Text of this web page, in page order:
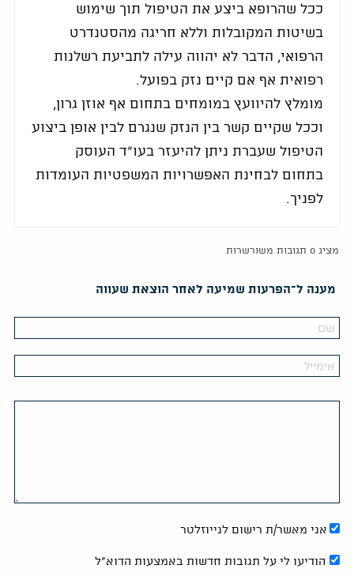
ככל שהרופא ביצע את הטיפול תוך שימוש
בשיטות המקובלות וללא חריגה מהסטנדרט
הרפואי, הדבר לא יהווה עילה לתביעת רשלנות
רפואית אף אם קיים נזק בפועל.
מומלץ להיוועץ במומחים בתחום אף אוזן גרון,
וככל שקיים קשר בין הנזק שנגרם לבין אופן ביצוע
הטיפול שעברת ניתן להיעזר בעו"ד העוסק
בתחום לבחינת האפשרויות המשפטיות העומדות
לפניך.
מציג 0 תגובות משורשרות
מענה ל־הפרעות שמיעה לאחר הוצאת שעווה
אני מאשר/ת רישום לנייוזלטר
הודיעו לי על תגובות חדשות באמצעות הדוא"ל